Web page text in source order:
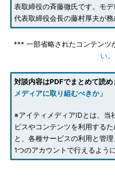
表取締役の斉藤徹氏です。モ
代表取締役会長の藤村厚夫が務
*** 一部省略されたコンテンツ
い。
対談内容はPDFでまとめて読
メディアに取り組むべきか」
※アイティメディアIDとは、当
ビスやコンテンツを利用する
と、各種サービスの利用と管
1つのアカウントで行えるよう